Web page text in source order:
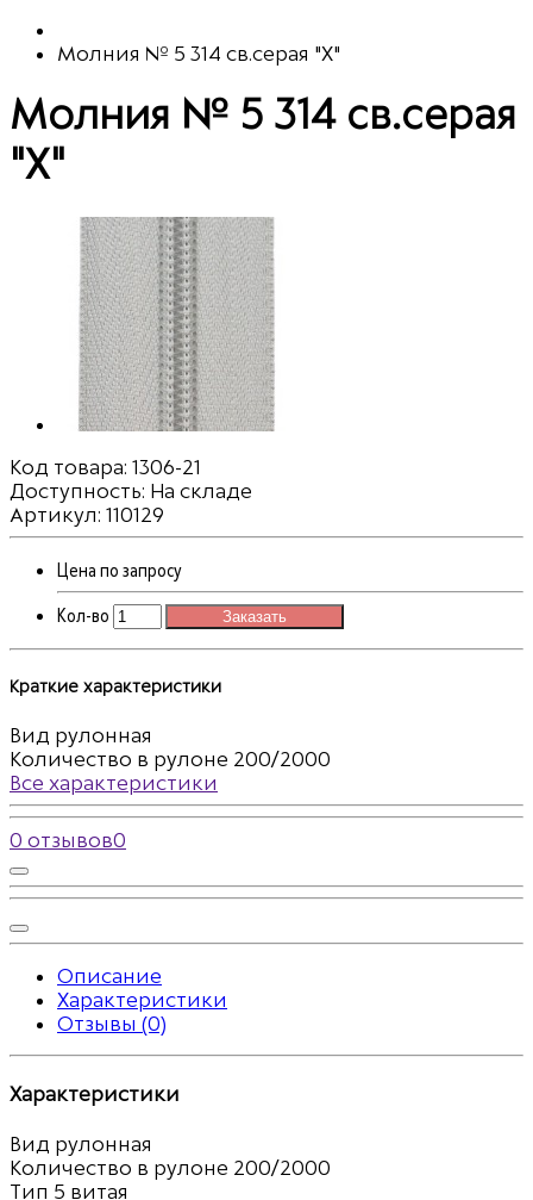
Молния № 5 314 св.серая "Х"
Молния № 5 314 св.серая
"Х"
Код товара: 1306-21
Доступность: На складе
Артикул: 110129
Цена по запросу
Кол-во
Заказать
Краткие характеристики
Вид рулонная
Количество в рулоне 200/2000
Все характеристики
0 отзывов0
Описание
Характеристики
Отзывы (0)
Характеристики
Вид рулонная
Количество в рулоне 200/2000
Тип 5 витая